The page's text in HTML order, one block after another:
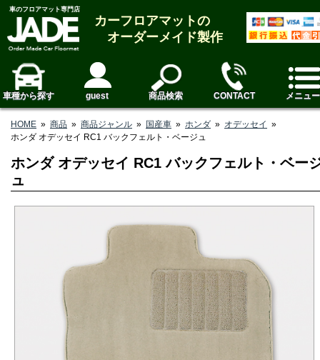
車のフロアマット専門店
カーフロアマットの
オーダーメイド製作
車種から探す guest 商品検索 CONTACT メニュー
HOME » 商品 » 商品ジャンル » 国産車 » ホンダ » オデッセイ »
ホンダ オデッセイ RC1 バックフェルト・ベージュ
ホンダ オデッセイ RC1 バックフェルト・ベー
ュ